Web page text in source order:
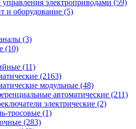
электроприводами (59)
и оборудование (5)
(3)
(10)
(11)
(2163)
модульные (48)
автоматические (211)
электрические (2)
тросовые (1)
(283)